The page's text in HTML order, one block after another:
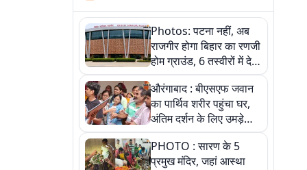
Photos: पटना नहीं, अब
राजगीर होगा बिहार का रणजी
होम ग्राउंड, 6 तस्वीरों में देखें
नए स्टेडियम की पूरी कहानी
औरंगाबाद : बीएसएफ जवान
का पार्थिव शरीर पहुंचा घर,
अंतिम दर्शन के लिए उमड़े
लोग
PHOTO : सारण के 5
प्रमुख मंदिर, जहां आस्था